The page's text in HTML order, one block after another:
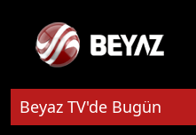
Beyaz TV'de Bugün